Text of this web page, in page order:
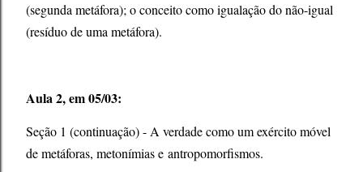
(segunda metáfora); o conceito como igualação do não-igual
(resíduo de uma metáfora).
Aula 2, em 05/03:
Seção 1 (continuação) - A verdade como um exército móvel
de metáforas, metonímias e antropomorfismos.